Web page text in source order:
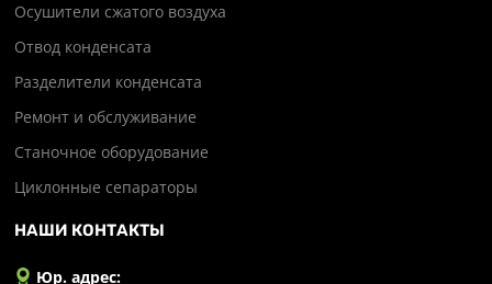
Осушители сжатого воздуха
Отвод конденсата
Разделители конденсата
Ремонт и обслуживание
Станочное оборудование
Циклонные сепараторы
НАШИ КОНТАКТЫ
Юр. адрес: